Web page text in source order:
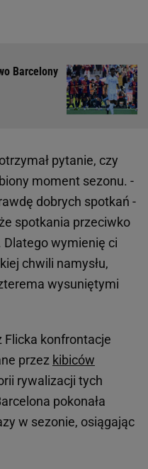
Barcelony
pytanie, czy
moment sezonu. -
dobrych spotkań -
spotkania przeciwko
Dlatego wymienię ci
chwili namysłu,
wysuniętymi
Flicka konfrontacje
przez kibiców
rywalizacji tych
pokonała
w sezonie, osiągając